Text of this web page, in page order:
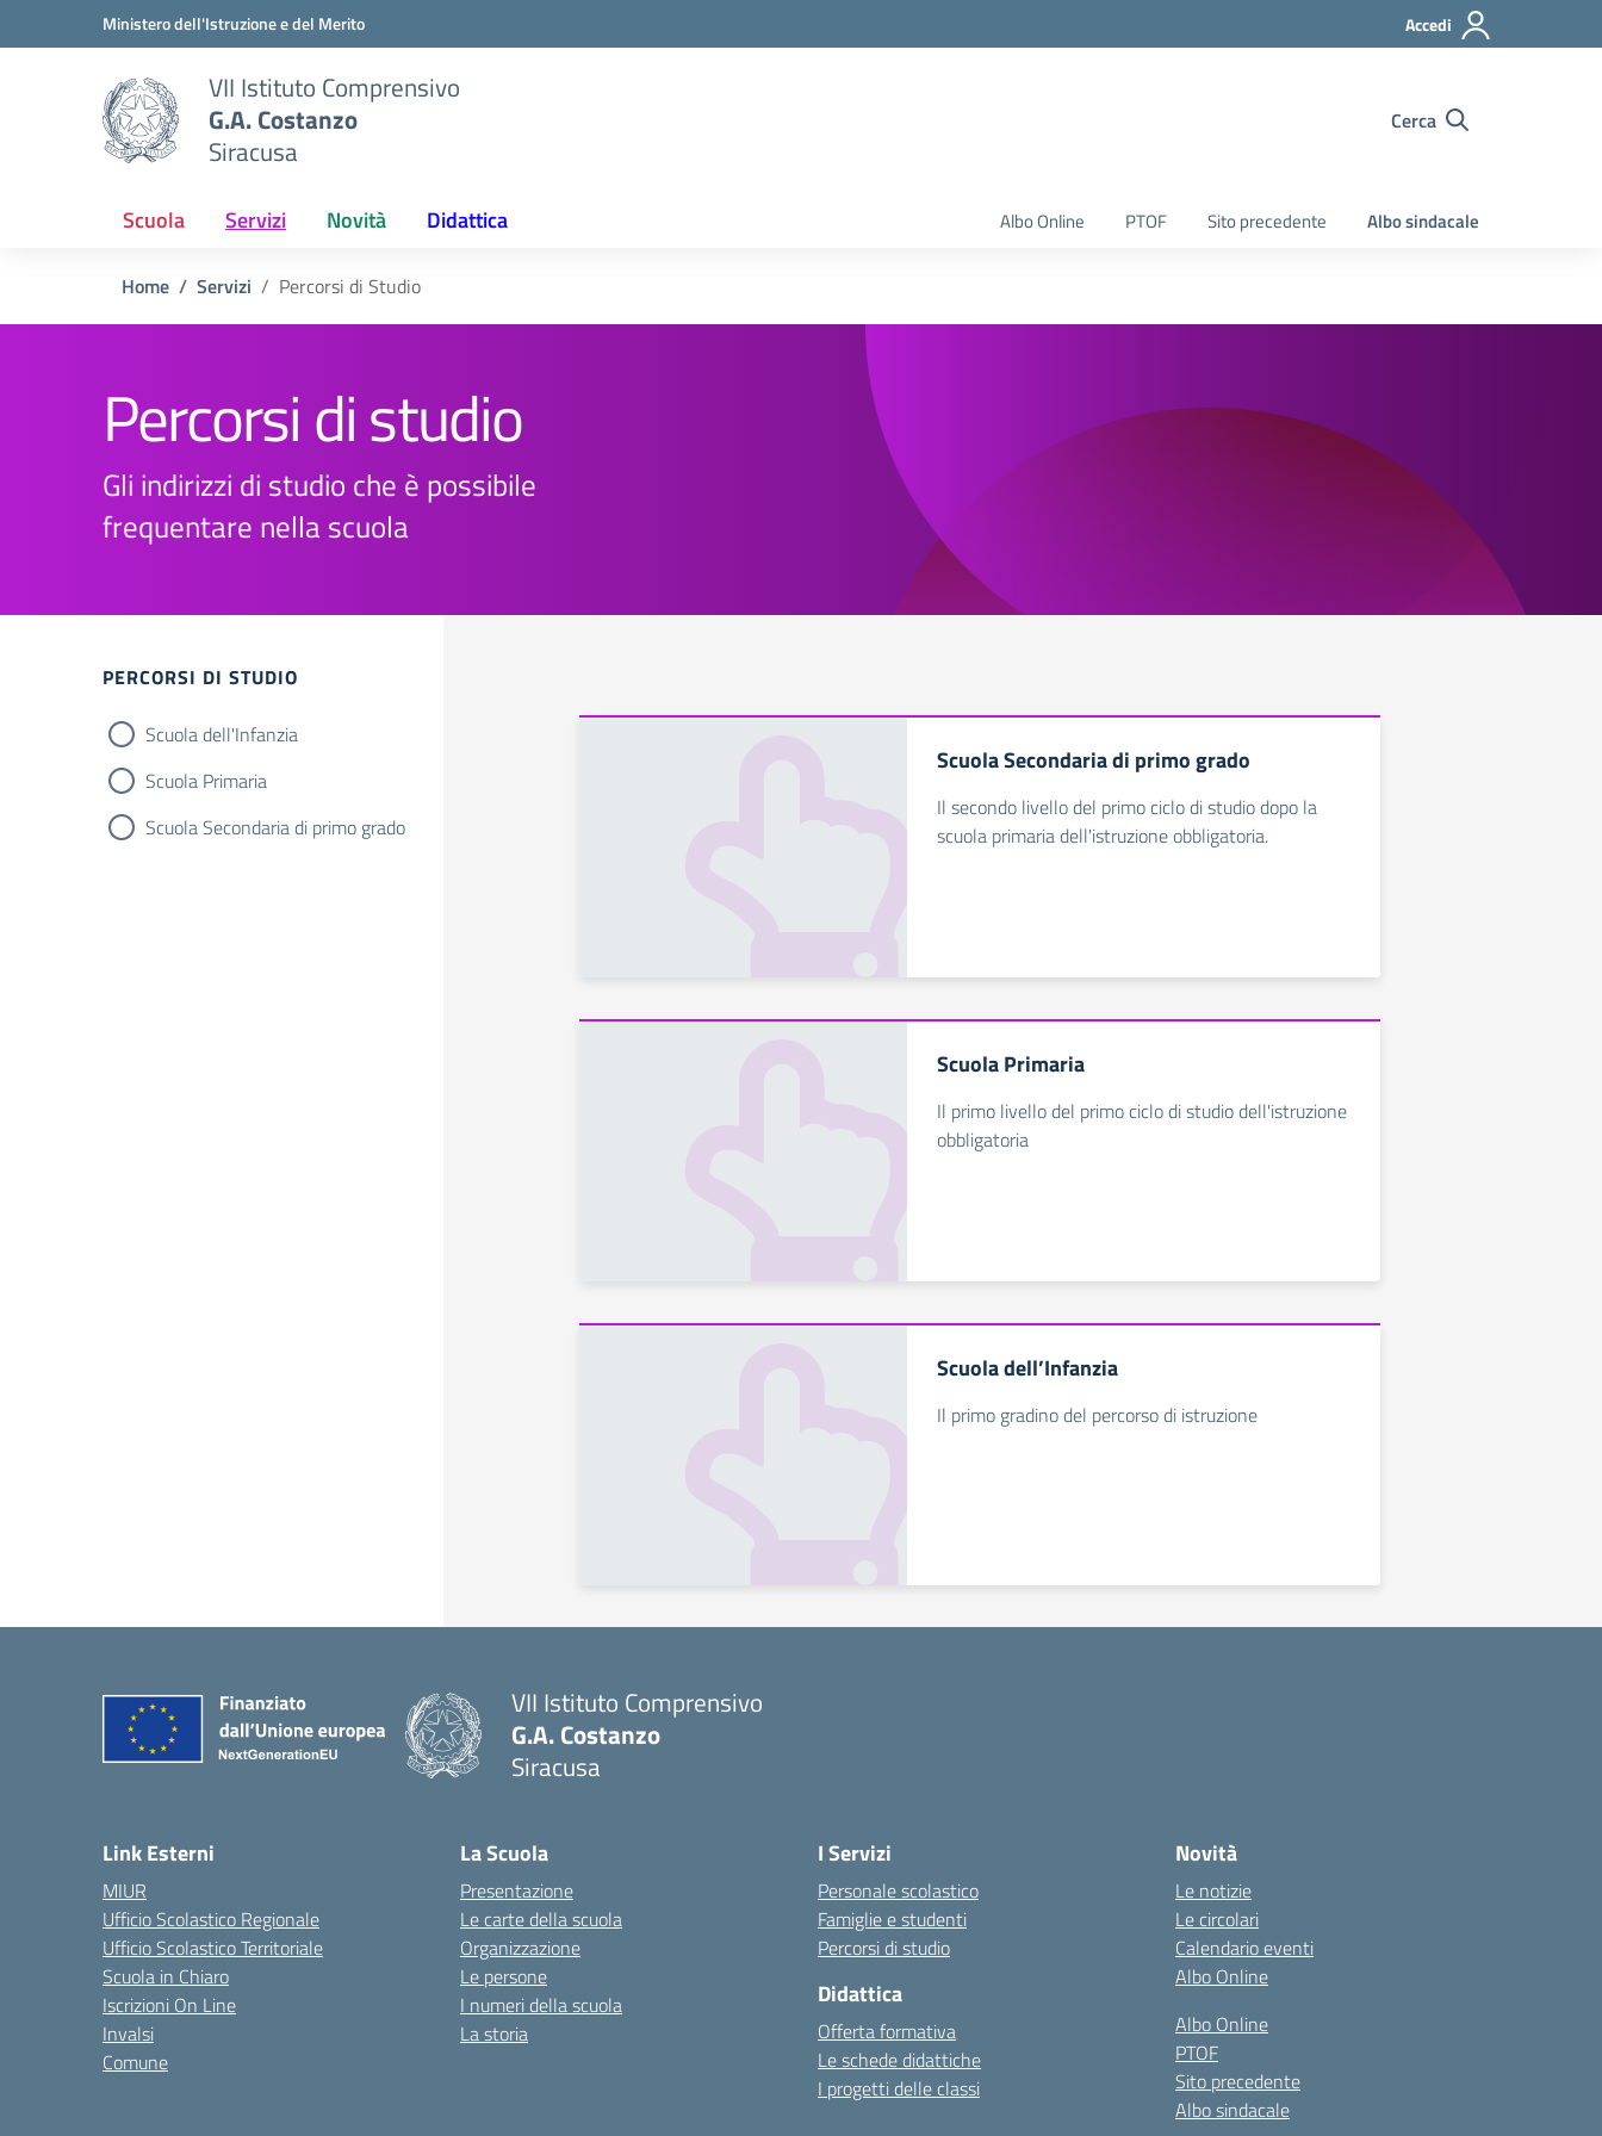
Vai ai contenuti
Vai al menu di navigazioneMinistero dell'Istruzione e del Merito Accedi
VII Istituto Comprensivo
G.A. Costanzo
Siracusa
Cerca
Scuola Servizi Novità Didattica Albo Online PTOF Sito precedente Albo sindacale
Home Servizi Percorsi di Studio
Percorsi di studio
Gli indirizzi di studio che è possibile
frequentare nella scuola
PERCORSI DI STUDIO
Scuola dell'Infanzia
Scuola Primaria
Scuola Secondaria di primo grado
Scuola Secondaria di primo grado
Il secondo livello del primo ciclo di studio dopo la
scuola primaria dell'istruzione obbligatoria.
Scuola Primaria
Il primo livello del primo ciclo di studio dell'istruzione
obbligatoria
Scuola dell’Infanzia
Il primo gradino del percorso di istruzione
VII Istituto Comprensivo
G.A. Costanzo
Siracusa
Link Esterni
MIUR
Ufficio Scolastico Regionale
Ufficio Scolastico Territoriale
Scuola in Chiaro
Iscrizioni On Line
Invalsi
Comune
La Scuola
Presentazione
Le carte della scuola
Organizzazione
Le persone
I numeri della scuola
La storia
I Servizi
Personale scolastico
Famiglie e studenti
Percorsi di studio
Didattica
Offerta formativa
Le schede didattiche
I progetti delle classi
Novità
Le notizie
Le circolari
Calendario eventi
Albo Online
Albo Online
PTOF
Sito precedente
Albo sindacale